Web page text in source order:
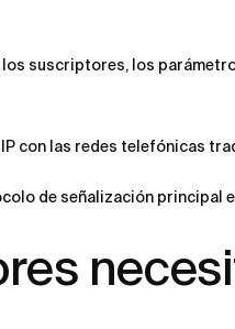
los suscriptores, los
con las redes telefónicas
de señalización principal